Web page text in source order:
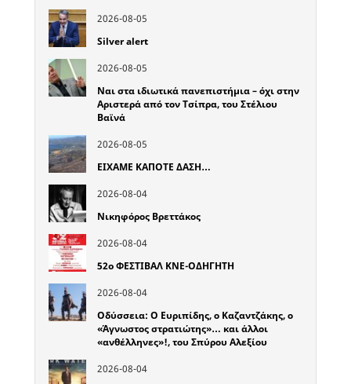
2026-08-05
Silver alert
2026-08-05
Ναι στα ιδιωτικά πανεπιστήμια – όχι στην
Αριστερά από τον Τσίπρα, του Στέλιου
Βαϊνά
2026-08-05
ΕΙΧΑΜΕ ΚΑΠΟΤΕ ΔΑΣΗ…
2026-08-04
Νικηφόρος Βρεττάκος
2026-08-04
52o ΦΕΣΤΙΒΑΛ ΚΝΕ-ΟΔΗΓΗΤΗ
2026-08-04
Οδύσσεια: Ο Ευριπίδης, ο Καζαντζάκης, ο
«Άγνωστος στρατιώτης»… και άλλοι
«ανθέλληνες»!, του Σπύρου Αλεξίου
2026-08-04